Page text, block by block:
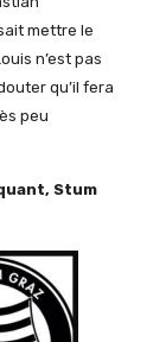
mettre le
n’est pas
qu’il fera
peu
Stum